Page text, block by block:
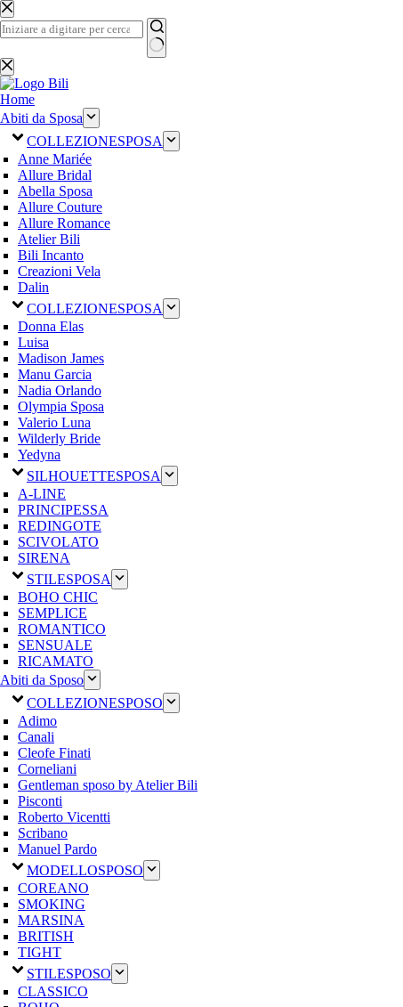
Salta
al
contenuto
Nessun
risultato
Home
Abiti da Sposa
COLLEZIONESPOSA
Anne Mariée
Allure Bridal
Abella Sposa
Allure Couture
Allure Romance
Atelier Bili
Bili Incanto
Creazioni Vela
Dalin
COLLEZIONESPOSA
Donna Elas
Luisa
Madison James
Manu Garcia
Nadia Orlando
Olympia Sposa
Valerio Luna
Wilderly Bride
Yedyna
SILHOUETTESPOSA
A-LINE
PRINCIPESSA
REDINGOTE
SCIVOLATO
SIRENA
STILESPOSA
BOHO CHIC
SEMPLICE
ROMANTICO
SENSUALE
RICAMATO
Abiti da Sposo
COLLEZIONESPOSO
Adimo
Canali
Cleofe Finati
Corneliani
Gentleman sposo by Atelier Bili
Pisconti
Roberto Vicentti
Scribano
Manuel Pardo
MODELLOSPOSO
COREANO
SMOKING
MARSINA
BRITISH
TIGHT
STILESPOSO
CLASSICO